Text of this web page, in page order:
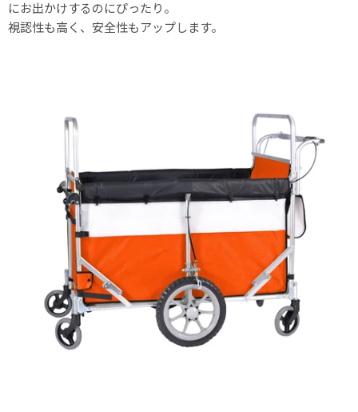
にお出かけするのにぴったり。
視認性も高く、安全性もアップします。